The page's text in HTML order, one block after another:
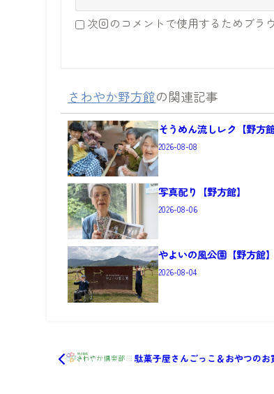
次回のコメントで使用するためブラ
さわやか野方館の関連記事
そうめん流しレク【野方館
2026-08-08
写真配り【野方館】
2026-08-06
やよいの風公園【野方館】
2026-08-04
駄菓子屋さんごっこ＆おやつのお